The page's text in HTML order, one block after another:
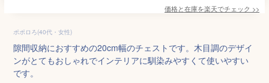
価格と在庫を楽天でチェック >>
ポポロろ(40代・女性)
隙間収納におすすめの20cm幅のチェストです。木目調のデザイ
ンがとてもおしゃれでインテリアに馴染みやすくて使いやすい
です。